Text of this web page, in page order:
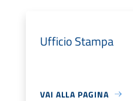
Ufficio Stampa
VAI ALLA PAGINA